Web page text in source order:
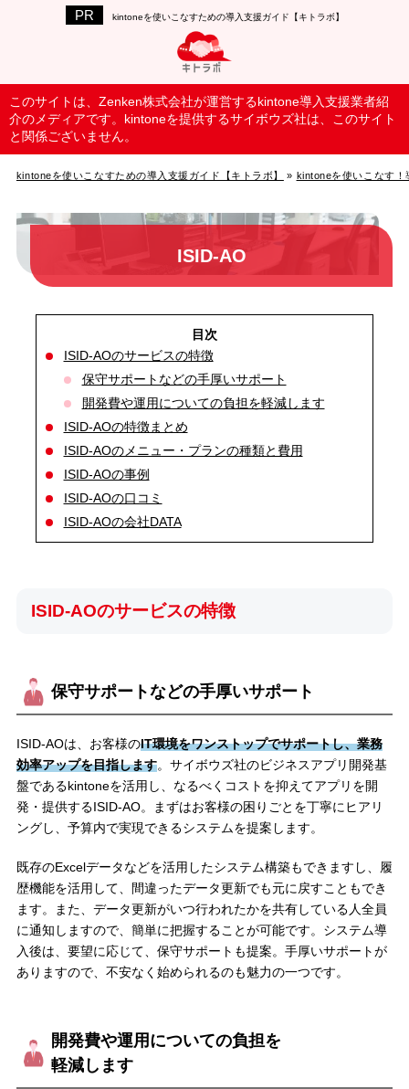
kintoneを使いこなすための導入支援ガイド【キトラボ】
このサイトは、Zenken株式会社が運営するkintone導入支援業者紹
介のメディアです。kintoneを提供するサイボウズ社は、このサイト
と関係ございません。
kintoneを使いこなすための導入支援ガイド【キトラボ】 » kintoneを使いこなす！
ISID-AO
ISID-AOのサービスの特徴
保守サポートなどの手厚いサポート
開発費や運用についての負担を軽減します
ISID-AOの特徴まとめ
ISID-AOのメニュー・プランの種類と費用
ISID-AOの事例
ISID-AOの口コミ
ISID-AOの会社DATA
ISID-AOのサービスの特徴
保守サポートなどの手厚いサポート
ISID-AOは、お客様のIT環境をワンストップでサポートし、業務
効率アップを目指します。サイボウズ社のビジネスアプリ開発基
盤であるkintoneを活用し、なるべくコストを抑えてアプリを開
発・提供するISID-AO。まずはお客様の困りごとを丁寧にヒアリ
ングし、予算内で実現できるシステムを提案します。
既存のExcelデータなどを活用したシステム構築もできますし、履
歴機能を活用して、間違ったデータ更新でも元に戻すこともでき
ます。また、データ更新がいつ行われたかを共有している人全員
に通知しますので、簡単に把握することが可能です。システム導
入後は、要望に応じて、保守サポートも提案。手厚いサポートが
ありますので、不安なく始められるのも魅力の一つです。
開発費や運用についての負担を
軽減します